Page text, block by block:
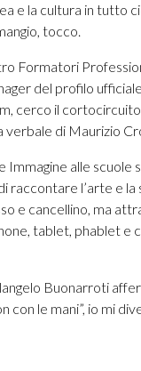
e la cultura in tutto
tocco.
Formatori
del profilo
cerco il
verbale di Maurizio
Immagine alle scuole
raccontare l’arte e la
e cancellino, ma
tablet, phablet e
Buonarroti
con le mani”, io mi